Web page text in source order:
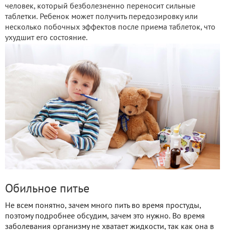
человек, который безболезненно переносит сильные
таблетки. Ребенок может получить передозировку или
несколько побочных эффектов после приема таблеток, что
ухудшит его состояние.
Обильное питье
Не всем понятно, зачем много пить во время простуды,
поэтому подробнее обсудим, зачем это нужно. Во время
заболевания организму не хватает жидкости, так как она в